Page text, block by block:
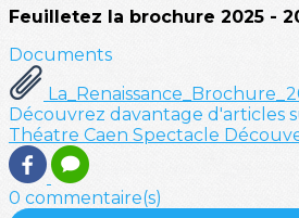
Feuilletez la brochure 2025 -
Documents
Découvrez davantage d'articles
Théatre Caen Spectacle
0 commentaire(s)